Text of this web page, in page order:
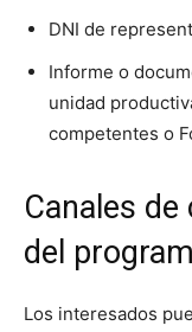
DNI de
Informe o
unidad
competentes o
Canales
del
Los interesados